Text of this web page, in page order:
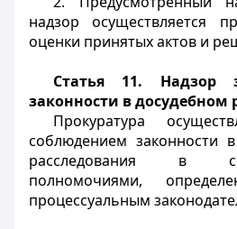
надзор осуществляется
оценки принятых актов и
Статья 11. Надзор
законности в досудебном
Прокуратура
соблюдением законности
расследования в
полномочиями,
процессуальным